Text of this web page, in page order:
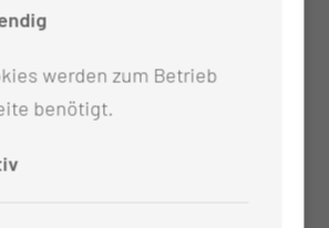
kann die Rückfallrate
in der Natur sind
erforderlich, Hilfsmittel
Stöcke können gern
werden zum Betrieb
benötigt.